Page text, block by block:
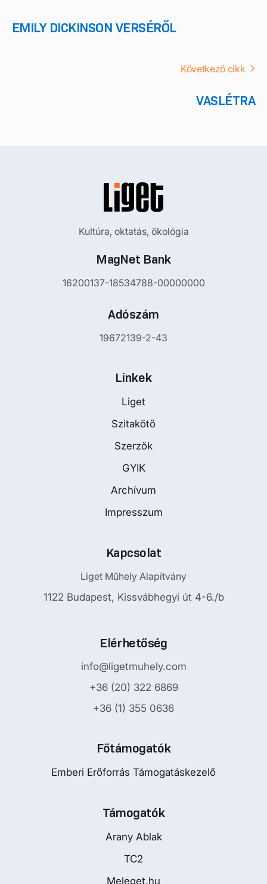
EMILY DICKINSON VERSÉRŐL
Következő cikk
VASLÉTRA
Kultúra, oktatás, ökológia
MagNet Bank
16200137-18534788-00000000
Adószám
19672139-2-43
Linkek
Liget
Szitakötő
Szerzők
GYIK
Archívum
Impresszum
Kapcsolat
Liget Műhely Alapítvány
1122 Budapest, Kissvábhegyi út 4-6./b
Elérhetőség
info@ligetmuhely.com
+36 (20) 322 6869
+36 (1) 355 0636
Főtámogatók
Emberi Erőforrás Támogatáskezelő
Támogatók
Arany Ablak
TC2
Meleget.hu